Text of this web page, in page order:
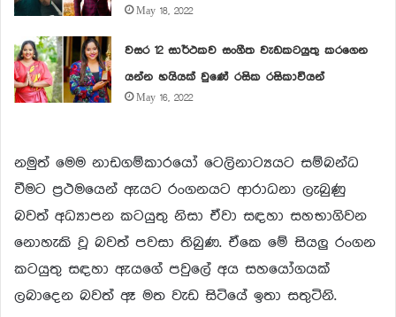
May 18, 2022
වසර 12 සාර්ථකව සංගීත වැඩකටයුතු කරගෙන
යන්න හයියක් වුණේ රසික රසිකාවියන්
May 16, 2022
නමුත් මෙම නාඩගම්කාරයෝ ටෙලිනාට්‍යයට සම්බන්ධ
වීමට ප්‍රථමයෙන් ඇයට රංගනයට ආරාධනා ලැබුණු
බවත් අධ්‍යාපන කටයුතු නිසා ඒවා සඳහා සහභාගිවන
නොහැකි වූ බවත් පවසා තිබුණ. ඒකෙ මේ සියලු රංගන
කටයුතු සඳහා ඇයගේ පවුලේ අය සහයෝගයක්
ලබාදෙන බවත් ඈ මත වැඩ සිටියේ ඉතා සතුටිනි.